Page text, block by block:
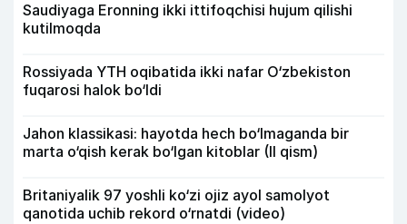
Saudiyaga Eronning ikki ittifoqchisi hujum qilishi
kutilmoqda
Rossiyada YTH oqibatida ikki nafar O‘zbekiston
fuqarosi halok bo‘ldi
Jahon klassikasi: hayotda hech bo‘lmaganda bir
marta o‘qish kerak bo‘lgan kitoblar (II qism)
Britaniyalik 97 yoshli ko‘zi ojiz ayol samolyot
qanotida uchib rekord o‘rnatdi (video)